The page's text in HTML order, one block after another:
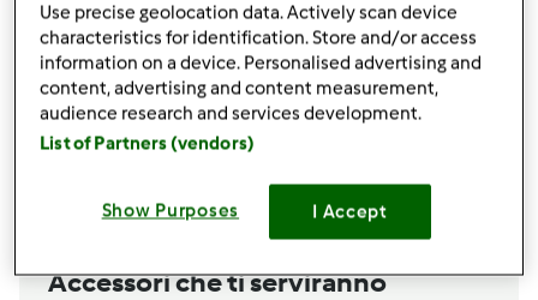
1bustinavanillina
Per decorare:
50
pinoli
20gzucchero a velo
Accessori che ti serviranno
Use precise geolocation data. Actively scan device
characteristics for identification. Store and/or access
information on a device. Personalised advertising and
content, advertising and content measurement,
audience research and services development.
List of Partners (vendors)
Show Purposes I Accept